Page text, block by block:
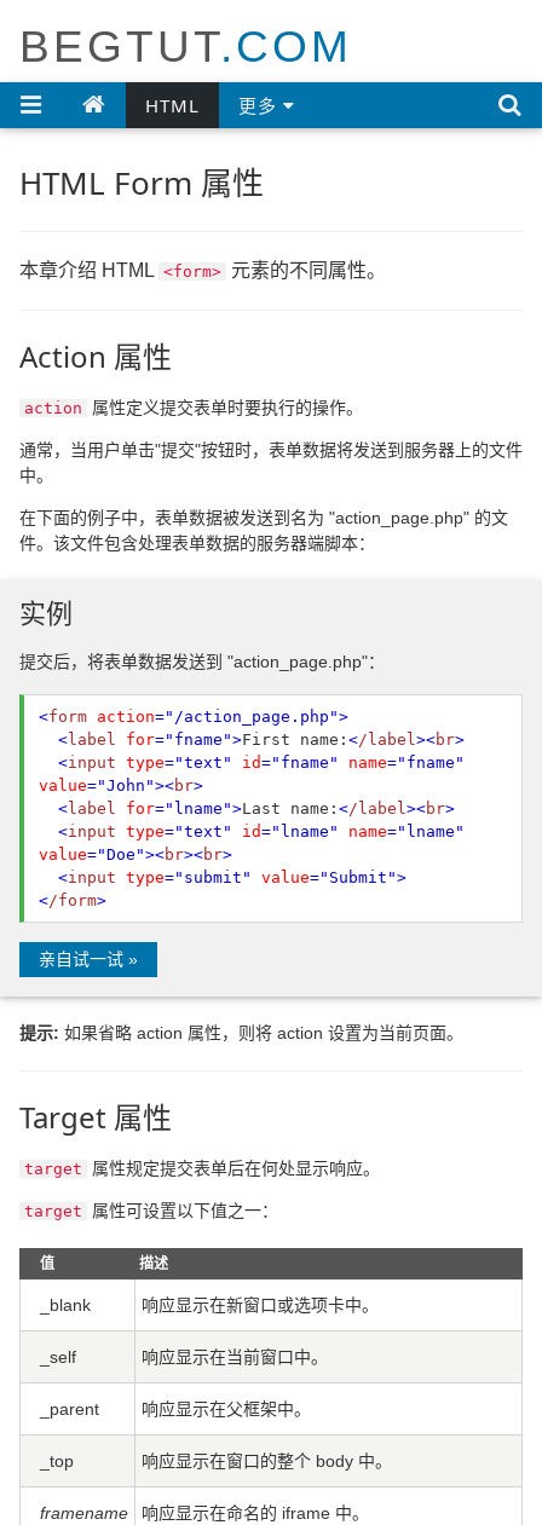
BEGTUT.COM
HTML 更多 
HTML Form 属性
本章介绍 HTML <form> 元素的不同属性。
Action 属性
action 属性定义提交表单时要执行的操作。
通常，当用户单击"提交"按钮时，表单数据将发送到服务器上的文件
中。
在下面的例子中，表单数据被发送到名为 "action_page.php" 的文
件。该文件包含处理表单数据的服务器端脚本：
实例
提交后，将表单数据发送到 "action_page.php"：
<form action="/action_page.php">
<label for="fname">First name: </label><br>
<input type="text" id="fname" name="fname"
value="John"><br>
<label for="lname">Last name: </label><br>
<input type="text" id="lname" name="lname"
value="Doe"><br><br>
<input type="submit" value="Submit">
</form>
亲自试一试 »
提示: 如果省略 action 属性，则将 action 设置为当前页面。
Target 属性
target 属性规定提交表单后在何处显示响应。
target 属性可设置以下值之一：
值 描述
_blank 响应显示在新窗口或选项卡中。
_self 响应显示在当前窗口中。
_parent 响应显示在父框架中。
_top 响应显示在窗口的整个 body 中。
framename 响应显示在命名的 iframe 中。